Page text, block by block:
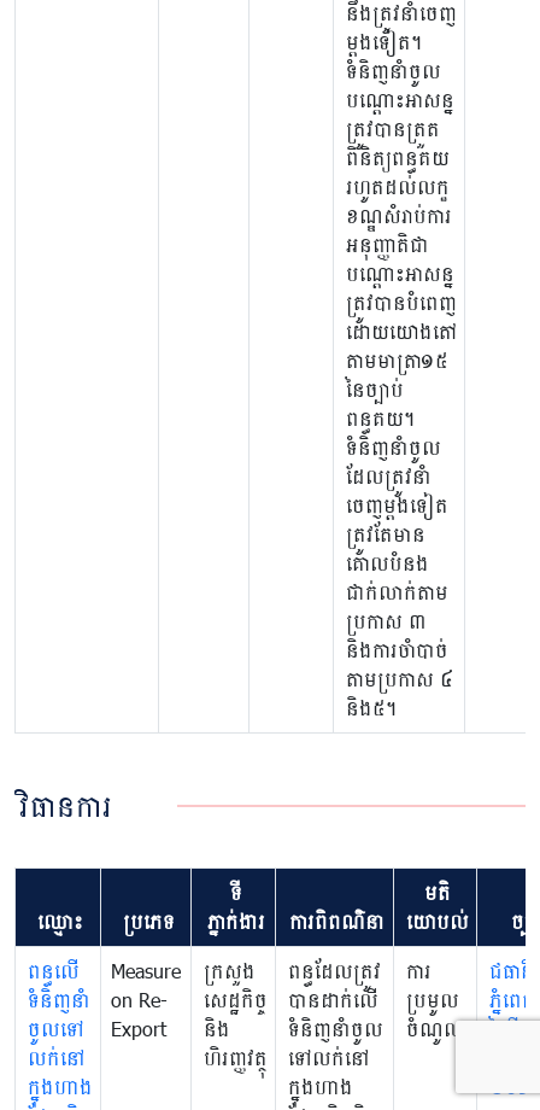
នឹងត្រូវនាំចេញ
ម្តងទៀត។​
ទំនិញនាំចូល
បណ្តោះអាសន្ន
ត្រូវបានត្រួត
ពិនិត្យពន្ធគយ
រហូតដល់លក្ខ
ខណ្ឌសំរាប់ការ
អនុញ្ញាតិជា
បណ្តោះអាសន្ន
ត្រូវបានបំពេញ
ដោយយោងតៅ
តាមមាត្រា១៥
នៃច្បាប់
ពន្ធគយ។
ទំនិញនាំចូល
ដែលត្រូវនាំ
ចេញម្តងទៀត
ត្រូវតែមាន
គោលបំនង
ជាក់លាក់តាម
ប្រកាស ៣
និងការចាំបាច់
តាមប្រកាស ៤​
និង៥។
វិធានការ
ឈ្មោះ ប្រភេទ
ទី
ភ្នាក់ងារ
ការពិពណ៌នា
មតិ
យោបល់
ច្ប
ពន្ធលើ
ទំនិញនាំ
ចូលទៅ
លក់នៅ
ក្នុងហាង
Measure
on Re-
Export
ក្រសួង
សេដ្ឋកិច្ច
និង
ហិរញ្ញវត្ថុ
ពន្ធដែលត្រូវ
បានដាក់លើ
ទំនិញនាំចូល
ទៅលក់នៅ
ក្នុងហាង
ការ
ប្រមូល
ចំណូល
ជធានី
ភ្នំពេ